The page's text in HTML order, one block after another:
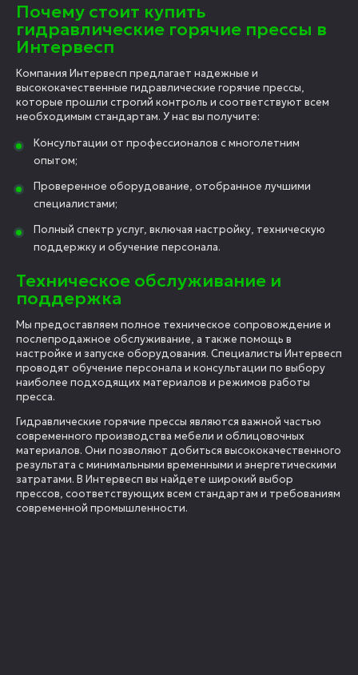
Почему стоит купить
гидравлические горячие прессы в
Интервесп
Компания Интервесп предлагает надежные и
высококачественные гидравлические горячие прессы,
которые прошли строгий контроль и соответствуют всем
необходимым стандартам. У нас вы получите:
Консультации от профессионалов с многолетним
опытом;
Проверенное оборудование, отобранное лучшими
специалистами;
Полный спектр услуг, включая настройку, техническую
поддержку и обучение персонала.
Техническое обслуживание и
поддержка
Мы предоставляем полное техническое сопровождение и
послепродажное обслуживание, а также помощь в
настройке и запуске оборудования. Специалисты Интервесп
проводят обучение персонала и консультации по выбору
наиболее подходящих материалов и режимов работы
пресса.
Гидравлические горячие прессы являются важной частью
современного производства мебели и облицовочных
материалов. Они позволяют добиться высококачественного
результата с минимальными временными и энергетическими
затратами. В Интервесп вы найдете широкий выбор
прессов, соответствующих всем стандартам и требованиям
современной промышленности.